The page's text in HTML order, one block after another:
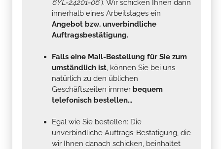
6YL-24201-06). Wir schicken Ihnen dann
innerhalb eines Arbeitstages ein
Angebot bzw. unverbindliche
Auftragsbestätigung.
Falls eine Mail-Bestellung für Sie zum
umständlich ist, können Sie bei uns
natürlich zu den üblichen
Geschäftszeiten immer bequem
telefonisch bestellen...
Egal wie Sie bestellen: Die
unverbindliche Auftrags-Bestätigung, die
wir Ihnen danach schicken, beinhaltet